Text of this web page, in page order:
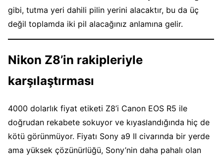
gibi, tutma yeri dahili pilin yerini alacaktır, bu da üç
değil toplamda iki pil alacağınız anlamına gelir.
Nikon Z8’in rakipleriyle
karşılaştırması
4000 dolarlık fiyat etiketi Z8’i Canon EOS R5 ile
doğrudan rekabete sokuyor ve kıyaslandığında hiç de
kötü görünmüyor. Fiyatı Sony a9 II civarında bir yerde
ama yüksek çözünürlüğü, Sony’nin daha pahalı olan